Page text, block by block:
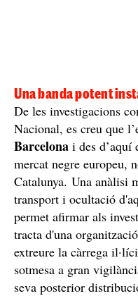
Una banda potent
De les investigacions
Nacional, es creu que
Barcelona i des d’aquí
mercat negre europeu,
Catalunya. Una anàlisi
transport i ocultació
permet afirmar als
tracta d'una
extreure la càrrega
sotmesa a gran
seva posterior